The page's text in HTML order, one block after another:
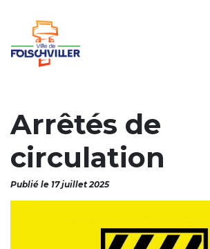
Arrêtés de
circulation
Publié le 17 juillet 2025